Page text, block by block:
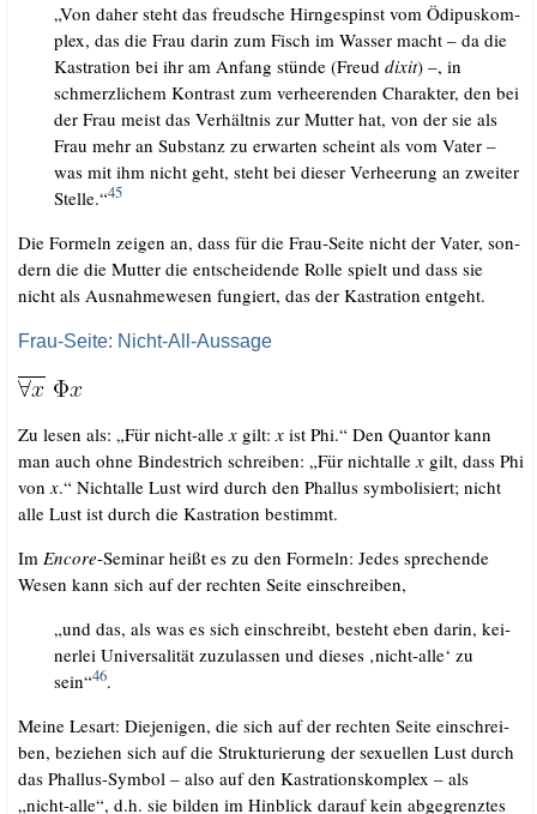
„Von daher steht das freud­sche Hirn­ge­spinst vom Ödi­pus­kom­
plex, das die Frau dar­in zum Fisch im Was­ser macht – da die
Kas­tra­ti­on bei ihr am Anfang stün­de (Freud dixit) –, in
schmerz­li­chem Kon­trast zum ver­hee­ren­den Cha­rak­ter, den bei
der Frau meist das Ver­hält­nis zur Mut­ter hat, von der sie als
Frau mehr an Sub­stanz zu erwar­ten scheint als vom Vater –
was mit ihm nicht geht, steht bei die­ser Ver­hee­rung an zwei­ter
Stel­le.“45
Die For­meln zei­gen an, dass für die Frau-Sei­te nicht der Vater, son­
dern die die Mut­ter die ent­schei­den­de Rol­le spielt und dass sie
nicht als Aus­nah­me­we­sen fun­giert, das der Kas­tra­ti­on entgeht.
Frau-Seite: Nicht-All-Aussage
Zu lesen als: „Für nicht-alle xgilt: x ist Phi.“ Den Quan­tor kann
man auch ohne Bin­de­strich schrei­ben: „Für nicht­al­le xgilt, dass Phi
von x.“ Nicht­al­le Lust wird durch den Phal­lus sym­bo­li­siert; nicht
alle Lust ist durch die Kas­tra­ti­on bestimmt.
Im Enco­re-Semi­nar heißt es zu den For­meln: Jedes spre­chen­de
Wesen kann sich auf der rech­ten Sei­te einschreiben,
„und das, als was es sich ein­schreibt, besteht eben dar­in, kei­
ner­lei Uni­ver­sa­li­tät zuzu­las­sen und die­ses ‚nicht-alle‘ zu
sein“46.
Mei­ne Les­art: Die­je­ni­gen, die sich auf der rech­ten Sei­te ein­schrei­
ben, bezie­hen sich auf die Struk­tu­rie­rung der sexu­el­len Lust durch
das Phal­lus-Sym­bol – also auf den Kas­tra­ti­ons­kom­plex – als
„nicht-alle“, d.h. sie bil­den im Hin­blick dar­auf kein abge­grenz­tes